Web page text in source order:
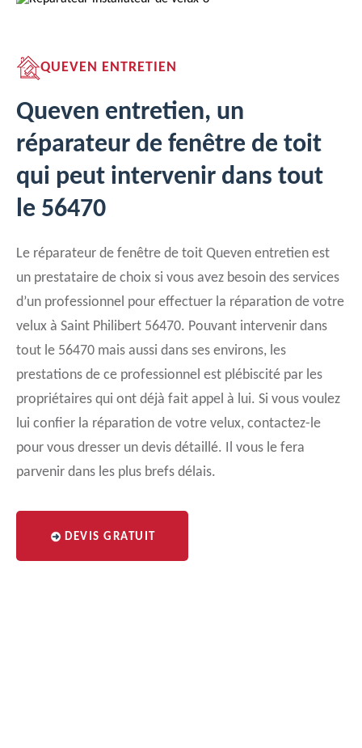
QUEVEN ENTRETIEN
Queven entretien, un
réparateur de fenêtre de toit
qui peut intervenir dans tout
le 56470
Le réparateur de fenêtre de toit Queven entretien est
un prestataire de choix si vous avez besoin des services
d’un professionnel pour effectuer la réparation de votre
velux à Saint Philibert 56470. Pouvant intervenir dans
tout le 56470 mais aussi dans ses environs, les
prestations de ce professionnel est plébiscité par les
propriétaires qui ont déjà fait appel à lui. Si vous voulez
lui confier la réparation de votre velux, contactez-le
pour vous dresser un devis détaillé. Il vous le fera
parvenir dans les plus brefs délais.
DEVIS GRATUIT